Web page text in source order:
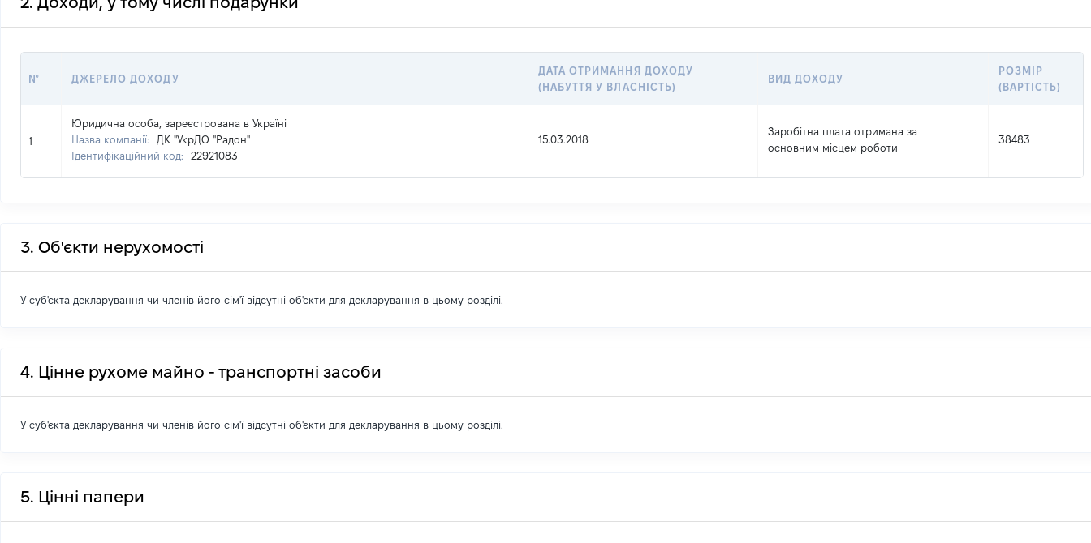
№ ДЖЕРЕЛО ДОХОДУ
ДАТА ОТРИМАННЯ ДОХОДУ
(НАБУТТЯ У ВЛАСНІСТЬ)
ВИД ДОХОДУ
РОЗМІР
(ВАРТІСТЬ)
1
Юридична особа, зареєстрована в Україні
Назва компанії:
ДК "УкрДО "Радон"
Ідентифікаційний код:
22921083
15.03.2018
Заробітна плата отримана за
основним місцем роботи
38483
3. Об'єкти нерухомості
У суб'єкта декларування чи членів його сім'ї відсутні об'єкти для декларування в цьому розділі.
4. Цінне рухоме майно - транспортні засоби
У суб'єкта декларування чи членів його сім'ї відсутні об'єкти для декларування в цьому розділі.
5. Цінні папери